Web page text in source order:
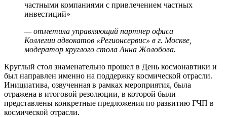
частными компаниями с привлечением частных
инвестиций»
— отметила управляющий партнер офиса
Коллегии адвокатов «Регионсервис» в г. Москве,
модератор круглого стола Анна Жолобова.
Круглый стол знаменательно прошел в День космонавтики и
был направлен именно на поддержку космической отрасли.
Инициатива, озвученная в рамках мероприятия, была
отражена в итоговой резолюции, в которой были
представлены конкретные предложения по развитию ГЧП в
космической отрасли.